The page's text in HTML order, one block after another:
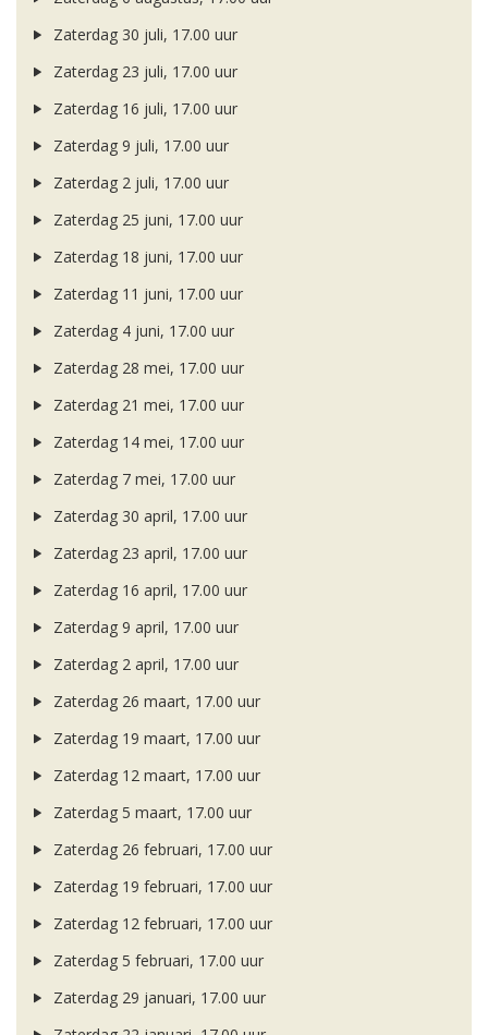
Zaterdag 30 juli, 17.00 uur
Zaterdag 23 juli, 17.00 uur
Zaterdag 16 juli, 17.00 uur
Zaterdag 9 juli, 17.00 uur
Zaterdag 2 juli, 17.00 uur
Zaterdag 25 juni, 17.00 uur
Zaterdag 18 juni, 17.00 uur
Zaterdag 11 juni, 17.00 uur
Zaterdag 4 juni, 17.00 uur
Zaterdag 28 mei, 17.00 uur
Zaterdag 21 mei, 17.00 uur
Zaterdag 14 mei, 17.00 uur
Zaterdag 7 mei, 17.00 uur
Zaterdag 30 april, 17.00 uur
Zaterdag 23 april, 17.00 uur
Zaterdag 16 april, 17.00 uur
Zaterdag 9 april, 17.00 uur
Zaterdag 2 april, 17.00 uur
Zaterdag 26 maart, 17.00 uur
Zaterdag 19 maart, 17.00 uur
Zaterdag 12 maart, 17.00 uur
Zaterdag 5 maart, 17.00 uur
Zaterdag 26 februari, 17.00 uur
Zaterdag 19 februari, 17.00 uur
Zaterdag 12 februari, 17.00 uur
Zaterdag 5 februari, 17.00 uur
Zaterdag 29 januari, 17.00 uur